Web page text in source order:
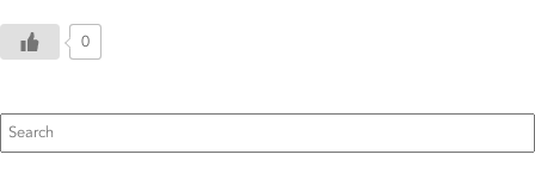
0
Search